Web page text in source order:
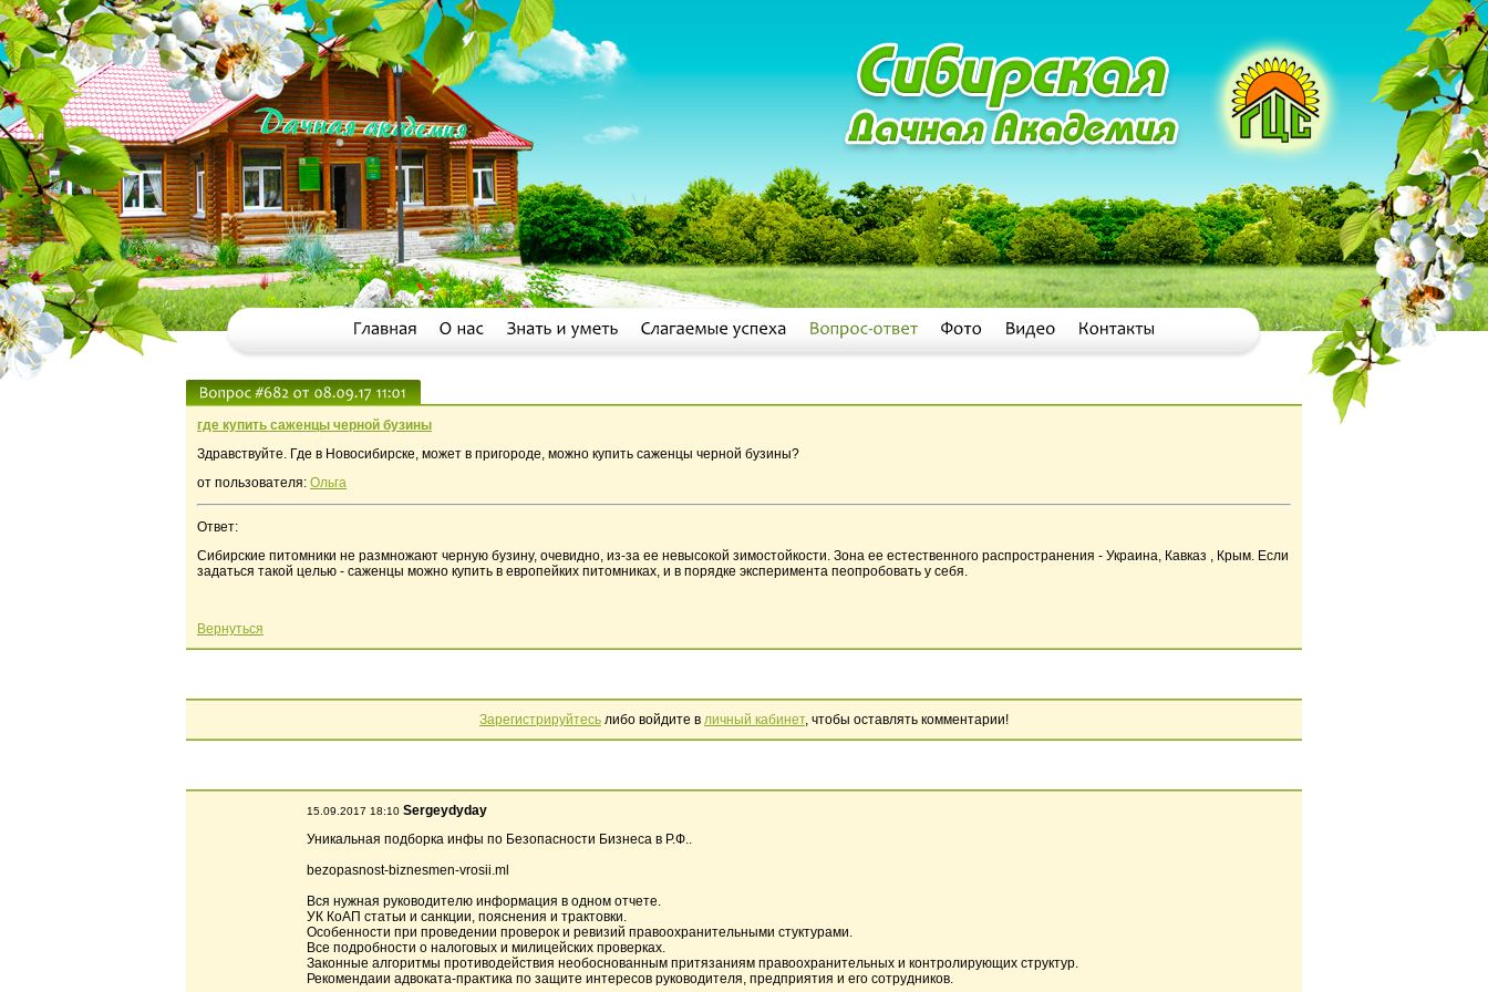
где купить саженцы черной бузины
Здравствуйте. Где в Новосибирске, может в пригороде, можно купить саженцы черной бузины?
от пользователя: Ольга
Ответ:
Сибирские питомники не размножают черную бузину, очевидно, из-за ее невысокой зимостойкости. Зона ее естественного распространения - Украина, Кавказ , Крым. Если
задаться такой целью - саженцы можно купить в европейких питомниках, и в порядке эксперимента пеопробовать у себя.
Вернуться
Зарегистрируйтесь либо войдите в личный кабинет, чтобы оставлять комментарии!
15.09.2017 18:10 Sergeydyday
Уникальная подборка инфы по Безопасности Бизнеса в Р.Ф..
bezopasnost-biznesmen-vrosii.ml
Вся нужная руководителю информация в одном отчете.
УК КоАП статьи и санкции, пояснения и трактовки.
Особенности при проведении проверок и ревизий правоохранительными стуктурами.
Все подробности о налоговых и милицейских проверках.
Законные алгоритмы противодействия необоснованным притязаниям правоохранительных и контролирующих структур.
Рекомендаии адвоката-практика по защите интересов руководителя, предприятия и его сотрудников.